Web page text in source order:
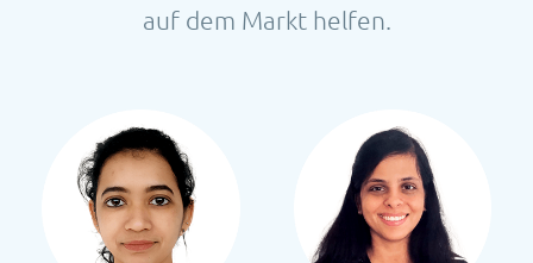
auf dem Markt helfen.